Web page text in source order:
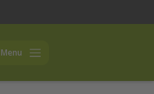
Menu